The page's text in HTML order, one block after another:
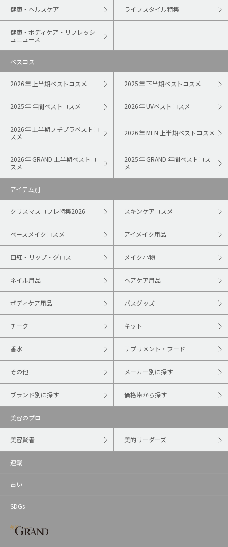
健康・ヘルスケア ライフスタイル特集
健康・ボディケア・リフレッシ
ュニュース
ベスコス
2026年 上半期ベストコスメ 2025年 下半期ベストコスメ
2025年 年間ベストコスメ 2026年 UVベストコスメ
2026年 上半期プチプラベストコ
スメ
2026年 MEN 上半期ベストコスメ
2026年 GRAND 上半期ベストコ
スメ
2025年 GRAND 年間ベストコス
メ
アイテム別
クリスマスコフレ特集2026 スキンケアコスメ
ベースメイクコスメ アイメイク用品
口紅・リップ・グロス メイク小物
ネイル用品 ヘアケア用品
ボディケア用品 バスグッズ
チーク キット
香水 サプリメント・フード
その他 メーカー別に探す
ブランド別に探す 価格帯から探す
美容のプロ
美容賢者 美的リーダーズ
連載
占い
SDGs